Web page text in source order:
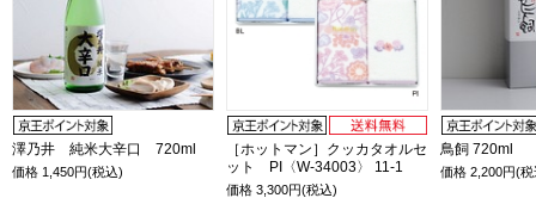
澤乃井 純米大辛口 720ml
価格 1,450円(税込)
［ホットマン］クッカタオルセ
ット PI〈W-34003〉 11-1
価格3,300円(税込)
鳥飼 720ml
価格2,200円(